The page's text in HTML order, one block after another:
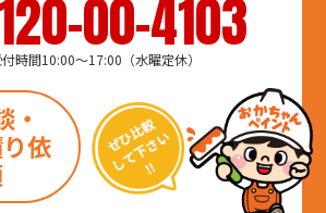
00-4103
時間10:00～17:00（水曜定休）
・
依